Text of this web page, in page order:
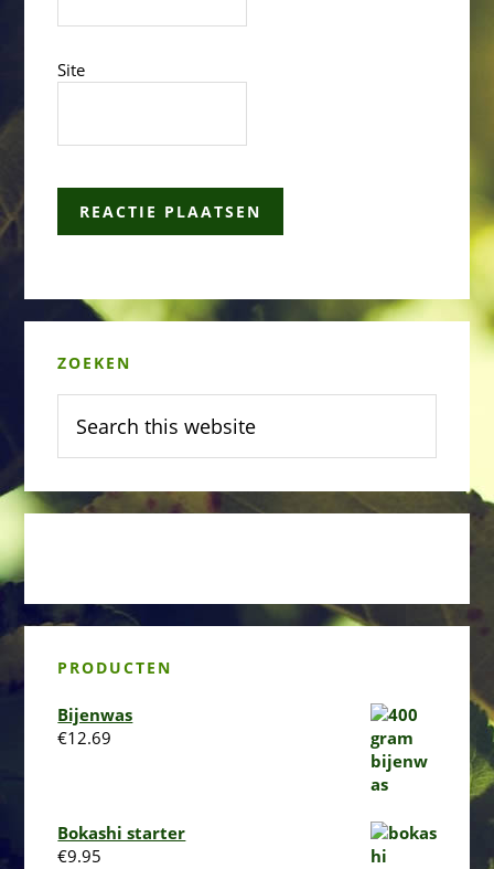
Site
Sidebar
ZOEKEN
this
website
PRODUCTEN
Bijenwas
€12.69
Bokashi starter
€9.95